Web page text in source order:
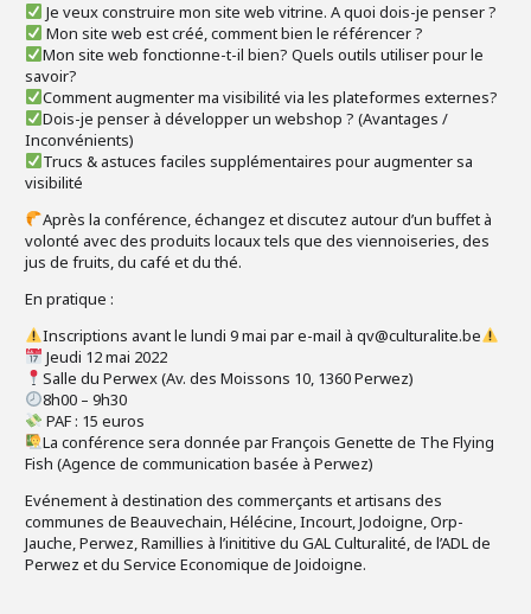
Je veux construire mon site web vitrine. A quoi dois-je penser ?
Mon site web est créé, comment bien le référencer ?
Mon site web fonctionne-t-il bien? Quels outils utiliser pour le
savoir?
Comment augmenter ma visibilité via les plateformes externes?
Dois-je penser à développer un webshop ? (Avantages /
Inconvénients)
Trucs & astuces faciles supplémentaires pour augmenter sa
visibilité
Après la conférence, échangez et discutez autour d’un buffet à
volonté avec des produits locaux tels que des viennoiseries, des
jus de fruits, du café et du thé.
En pratique :
Inscriptions avant le lundi 9 mai par e-mail à qv@culturalite.be
Jeudi 12 mai 2022
Salle du Perwex (Av. des Moissons 10, 1360 Perwez)
8h00 – 9h30
PAF : 15 euros
La conférence sera donnée par François Genette de The Flying
Fish (Agence de communication basée à Perwez)
Evénement à destination des commerçants et artisans des
communes de Beauvechain, Hélécine, Incourt, Jodoigne, Orp-
Jauche, Perwez, Ramillies à l’inititive du GAL Culturalité, de l’ADL de
Perwez et du Service Economique de Joidoigne.